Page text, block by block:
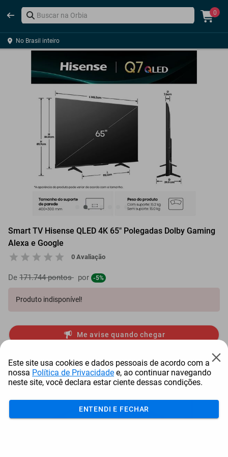
0
No Brasil inteiro
Smart TV Hisense QLED 4K 65" Polegadas Dolby Gaming
Alexa e Google
0 Avaliação
De 171.744 pontos por -5%
Produto indisponível!
Me avise quando chegar
Mais Resgatados
Este site usa cookies e dados pessoais de acordo com a
nossa Política de Privacidade e, ao continuar navegando
neste site, você declara estar ciente dessas condições.
ENTENDI E FECHAR